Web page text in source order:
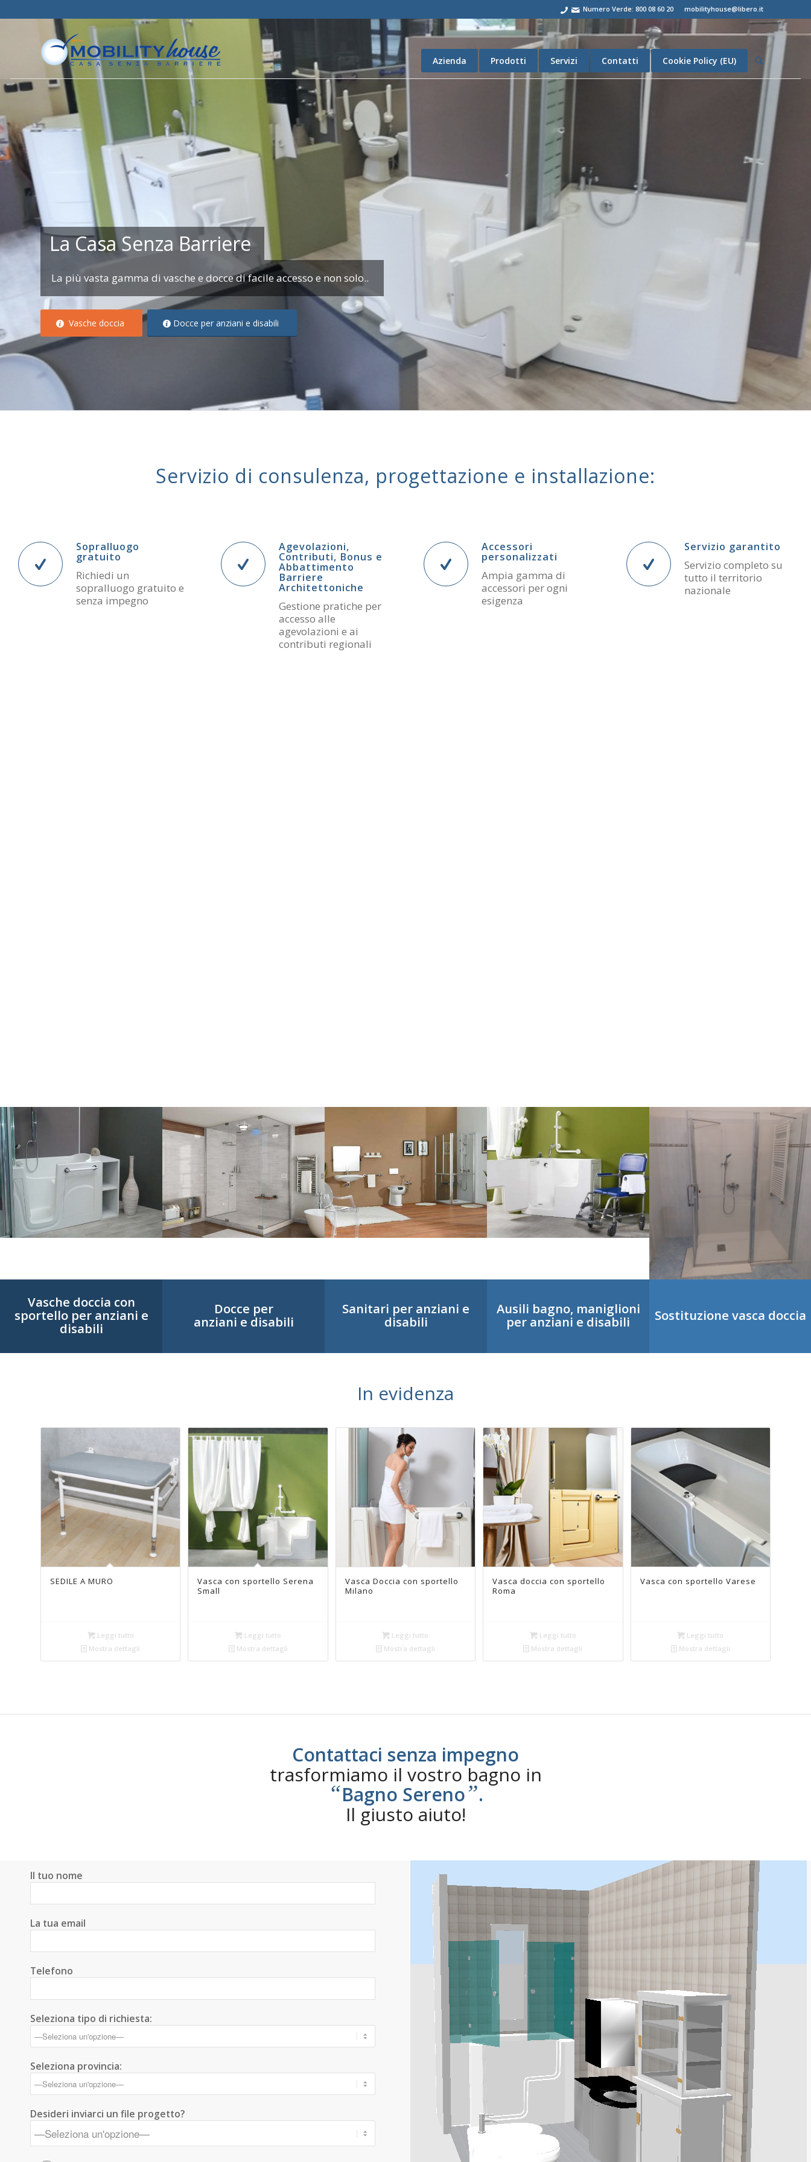
Numero Verde: 800 08 60 20 mobilityhouse@libero.it
Azienda Prodotti Servizi Contatti Cookie Policy (EU)
La Casa Senza Barriere
La più vasta gamma di vasche e docce di facile accesso e non solo..
Vasche doccia Docce per anziani e disabili
Servizio di consulenza, progettazione e installazione:
Sopralluogo
gratuito
Richiedi un
sopralluogo gratuito e
senza impegno
Agevolazioni,
Contributi, Bonus e
Abbattimento
Barriere
Architettoniche
Gestione pratiche per
accesso alle
agevolazioni e ai
contributi regionali
Accessori
personalizzati
Ampia gamma di
accessori per ogni
esigenza
Servizio garantito
Servizio completo su
tutto il territorio
nazionale
Vasche doccia con
sportello per anziani e
disabili
Docce per
anziani e disabili
Sanitari per anziani e
disabili
Ausili bagno, maniglioni
per anziani e disabili Sostituzione vasca doccia
In evidenza
SEDILE A MURO
Leggi tutto
Mostra dettagli
Vasca con sportello Serena
Small
Leggi tutto
Mostra dettagli
Vasca Doccia con sportello
Milano
Leggi tutto
Mostra dettagli
Vasca doccia con sportello
Roma
Leggi tutto
Mostra dettagli
Vasca con sportello Varese
Leggi tutto
Mostra dettagli
Vasca con sportello Brescia
Vasca doccia con sportello
Torino
Vasca doccia con sportello
Twin Line
Vasca con sportello Duo
Confort
Vasca motorizzata Marea
Contattaci senza impegno
trasformiamo il vostro bagno in
“Bagno Sereno”.
Il giusto aiuto!
Il tuo nome
La tua email
Telefono
Seleziona tipo di richiesta:
Seleziona provincia:
Desideri inviarci un file progetto?